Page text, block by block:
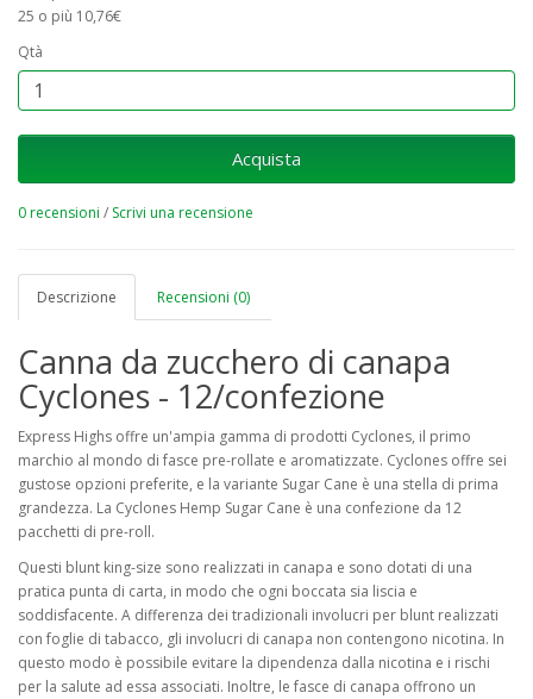
25 o più 10,76€
Qtà
Acquista
0 recensioni / Scrivi una recensione
Descrizione Recensioni (0)
Canna da zucchero di canapa
Cyclones - 12/confezione
Express Highs offre un'ampia gamma di prodotti Cyclones, il primo
marchio al mondo di fasce pre-rollate e aromatizzate. Cyclones offre sei
gustose opzioni preferite, e la variante Sugar Cane è una stella di prima
grandezza. La Cyclones Hemp Sugar Cane è una confezione da 12
pacchetti di pre-roll.
Questi blunt king-size sono realizzati in canapa e sono dotati di una
pratica punta di carta, in modo che ogni boccata sia liscia e
soddisfacente. A differenza dei tradizionali involucri per blunt realizzati
con foglie di tabacco, gli involucri di canapa non contengono nicotina. In
questo modo è possibile evitare la dipendenza dalla nicotina e i rischi
per la salute ad essa associati. Inoltre, le fasce di canapa offrono un